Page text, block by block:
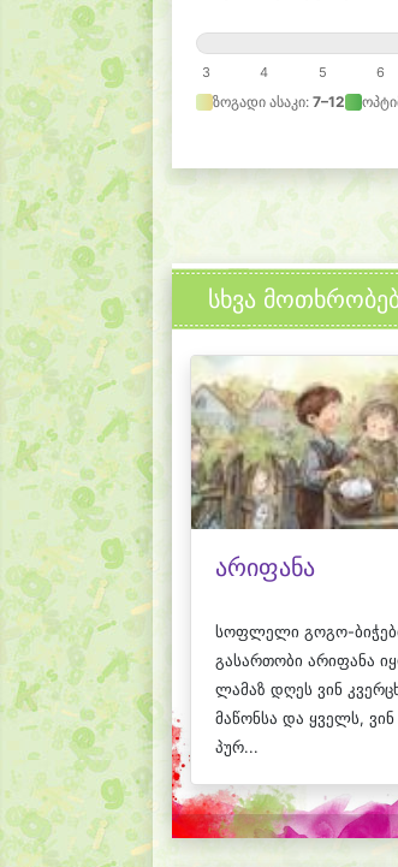
3 4 5 6
ზოგადი ასაკი: 7–12
სხვა
არიფანა
სოფლელი გოგო-
გასართობი არიფანა
ლამაზ დღეს ვინ
მაწონსა და ყველს,
პურ...